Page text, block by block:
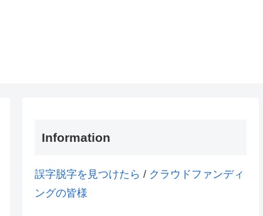
Information
誤字脱字を見つけたら / クラウドファンディ
ングの皆様